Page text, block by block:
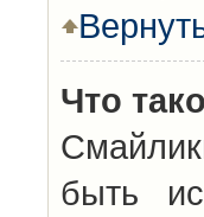
Что
быть